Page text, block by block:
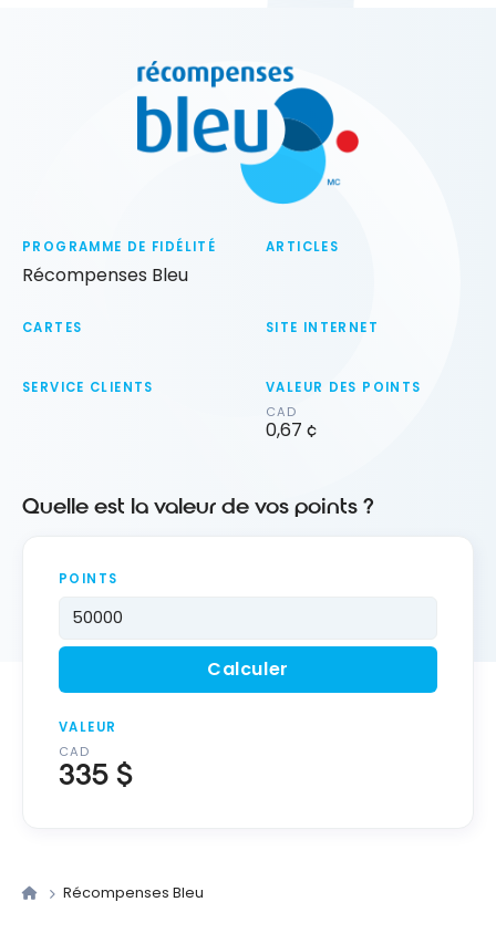
PROGRAMME DE FIDÉLITÉ
Récompenses Bleu
ARTICLES
CARTES SITE INTERNET
SERVICE CLIENTS
VALEUR DES POINTS
CAD
0,67 ¢
Quelle est la valeur de vos points ?
POINTS
Calculer
VALEUR
CAD
335 $
Récompenses Bleu